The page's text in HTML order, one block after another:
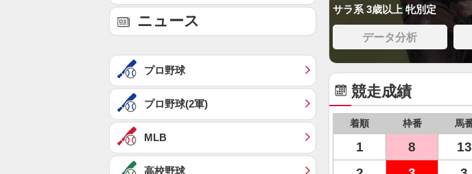
サラ系 3歳以上 牝別定
データ分析
競走成績
着順 枠番 馬
1 8 13
ニュース
プロ野球
プロ野球(2軍)
MLB
高校野球